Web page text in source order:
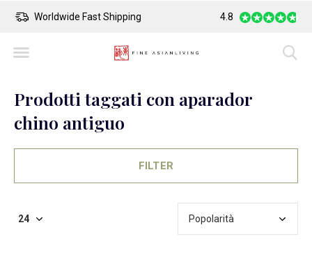
Worldwide Fast Shipping Safe Payment
4.8
Prodotti taggati con aparador
chino antiguo
FILTER